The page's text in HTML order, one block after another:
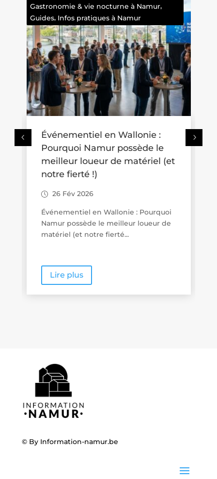
Où se promener avec une
poussette en Wallonie ? Trois
idées de balades accessibles
aux familles
26 Fév 2026
Promenades « poussette friendly » en
Wallonie : quand le tourisme de
proximité se veut vraiment...
Lire plus
© By Information-namur.be